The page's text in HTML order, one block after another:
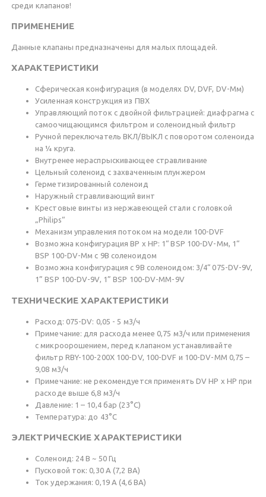
среди клапанов!
ПРИМЕНЕНИЕ
Данные клапаны предназначены для малых площадей.
ХАРАКТЕРИСТИКИ
Сферическая конфигурация (в моделях DV, DVF, DV-Мм)
Усиленная конструкция из ПВХ
Управляющий поток с двойной фильтрацией: диафрагма с
самоочищающимся фильтром и соленоидный фильтр
Ручной переключатель ВКЛ/ВЫКЛ с поворотом соленоида
на ¼ круга.
Внутренее нераспрыскивающее стравливание
Цельный соленоид с захваченным плунжером
Герметизированный соленоид
Наружный стравливающий винт
Крестовые винты из нержавеющей стали с головкой
„Philips“
Механизм управления потоком на модели 100-DVF
Возможна конфигурация ВР х НР: 1“ BSP 100-DV-Мм, 1“
BSP 100-DV-Мм с 9В соленоидом
Возможна конфигурация с 9В соленоидом: 3/4“ 075-DV-9V,
1” BSP 100-DV-9V, 1” BSP 100-DV-ММ-9V
ТЕХНИЧЕСКИЕ ХАРАКТЕРИСТИКИ
Расход: 075-DV: 0,05 - 5 м3/ч
Примечание: для расхода менее 0,75 м3/ч или применения
с микроорошением, перед клапаном устанавливайте
фильтр RBY-100-200Х 100-DV, 100-DVF и 100-DV-ММ 0,75 –
9,08 м3/ч
Примечание: не рекомендуется применять DV НР х НР при
расходе выше 6,8 м3/ч
Давление: 1 – 10,4 бар (23°С)
Температура: до 43°С
ЭЛЕКТРИЧЕСКИЕ ХАРАКТЕРИСТИКИ
Соленоид: 24 В ~ 50 Гц
Пусковой ток: 0,30 А (7,2 ВА)
Ток удержания: 0,19 А (4,6 ВА)